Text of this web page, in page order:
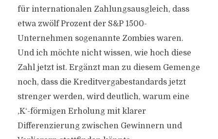
für internationalen Zahlungsausgleich, dass
etwa zwölf Prozent der S&P 1500-
Unternehmen sogenannte Zombies waren.
Und ich möchte nicht wissen, wie hoch diese
Zahl jetzt ist. Ergänzt man zu diesem Gemenge
noch, dass die Kreditvergabestandards jetzt
strenger werden, wird deutlich, warum eine
,K‘-förmigen Erholung mit klarer
Differenzierung zwischen Gewinnern und